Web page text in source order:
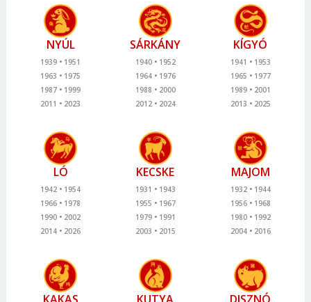
NYÚL
1939
1951
1963
1975
1987
1999
2011
2023
SÁRKÁNY
1940
1952
1964
1976
1988
2000
2012
2024
KÍGYÓ
1941
1953
1965
1977
1989
2001
2013
2025
LÓ
1942
1954
1966
1978
1990
2002
2014
2026
KECSKE
1931
1943
1955
1967
1979
1991
2003
2015
MAJOM
1932
1944
1956
1968
1980
1992
2004
2016